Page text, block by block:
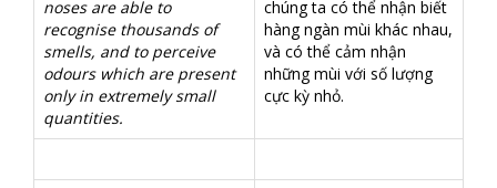
noses are able to
recognise thousands of
smells, and to perceive
odours which are present
only in extremely small
quantities.
chúng ta có thể nhận biết
hàng ngàn mùi khác nhau,
và có thể cảm nhận
những mùi với số lượng
cực kỳ nhỏ.